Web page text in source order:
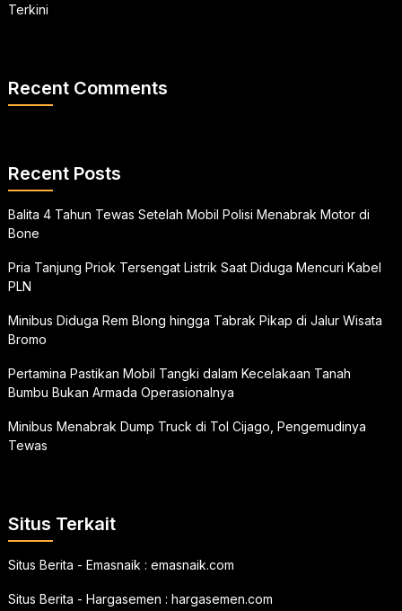
Terkini
Recent Comments
Recent Posts
Balita 4 Tahun Tewas Setelah Mobil Polisi Menabrak Motor di
Bone
Pria Tanjung Priok Tersengat Listrik Saat Diduga Mencuri Kabel
PLN
Minibus Diduga Rem Blong hingga Tabrak Pikap di Jalur Wisata
Bromo
Pertamina Pastikan Mobil Tangki dalam Kecelakaan Tanah
Bumbu Bukan Armada Operasionalnya
Minibus Menabrak Dump Truck di Tol Cijago, Pengemudinya
Tewas
Situs Terkait
Situs Berita - Emasnaik : emasnaik.com
Situs Berita - Hargasemen : hargasemen.com